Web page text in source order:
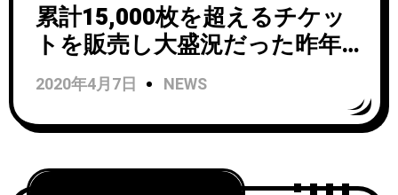
累計15,000枚を超えるチケッ
トを販売し大盛況だった昨年
の東南アジア・ツアーの活躍
も冷めやらぬPREPが新曲
「One Day at a Time」をリリ
2020年4月7日 NEWS